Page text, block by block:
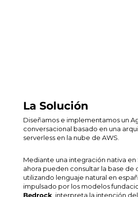
La Solución
Diseñamos e implementamos un
conversacional basado en una
serverlessen la nube de AWS.
Mediante una integración nativa en
ahora pueden consultar la base de
utilizando lenguaje natural en
impulsado por los modelos
Bedrock , interpreta la intención